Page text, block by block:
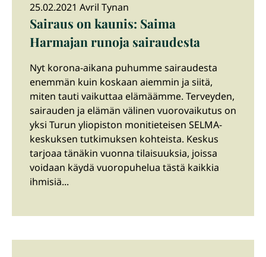
25.02.2021 Avril Tynan
Sairaus on kaunis: Saima
Harmajan runoja sairaudesta
Nyt korona-aikana puhumme sairaudesta
enemmän kuin koskaan aiemmin ja siitä,
miten tauti vaikuttaa elämäämme. Terveyden,
sairauden ja elämän välinen vuorovaikutus on
yksi Turun yliopiston monitieteisen SELMA-
keskuksen tutkimuksen kohteista. Keskus
tarjoaa tänäkin vuonna tilaisuuksia, joissa
voidaan käydä vuoropuhelua tästä kaikkia
ihmisiä...